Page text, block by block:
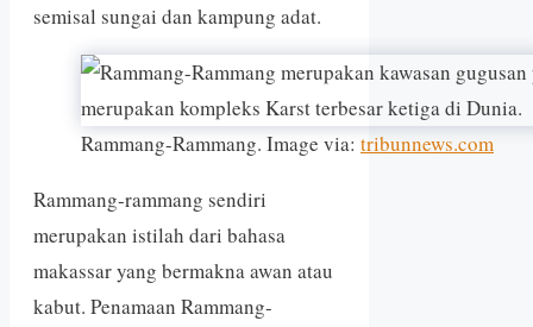
semisal sungai dan kampung adat.
Rammang-Rammang. Image via: tribunnews.com
Rammang-rammang sendiri
merupakan istilah dari bahasa
makassar yang bermakna awan atau
kabut. Penamaan Rammang-